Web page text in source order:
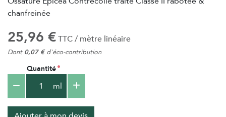
chanfreinée
25,96 €TTC / mètre linéaire
Dont 0,07 €d'éco-contribution
Quantité
ml